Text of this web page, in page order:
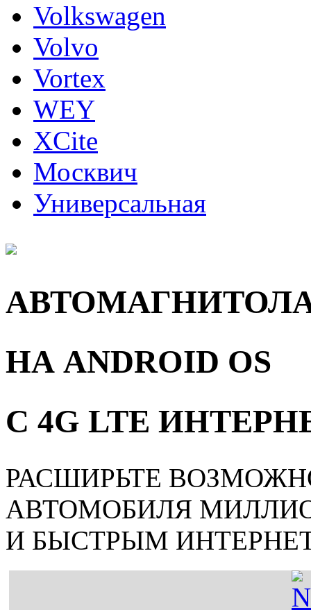
Volkswagen
Volvo
Vortex
WEY
XCite
Москвич
Универсальная
НА ANDROID OS
С 4G LTE
РАСШИРЬТЕ
АВТОМОБИЛЯ
И БЫСТРЫМ